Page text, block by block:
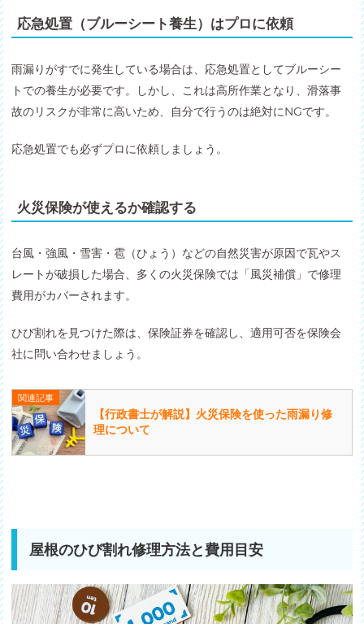
応急処置（ブルーシート養生）はプロに依頼
雨漏りがすでに発生している場合は、応急処置としてブルーシー
トでの養生が必要です。しかし、これは高所作業となり、滑落事
故のリスクが非常に高いため、自分で行うのは絶対にNGです。
応急処置でも必ずプロに依頼しましょう。
火災保険が使えるか確認する
台風・強風・雪害・雹（ひょう）などの自然災害が原因で瓦やス
レートが破損した場合、多くの火災保険では「風災補償」で修理
費用がカバーされます。
ひび割れを見つけた際は、保険証券を確認し、適用可否を保険会
社に問い合わせましょう。
関連記事
【行政書士が解説】火災保険を使った雨漏り修
理について
屋根のひび割れ修理方法と費用目安